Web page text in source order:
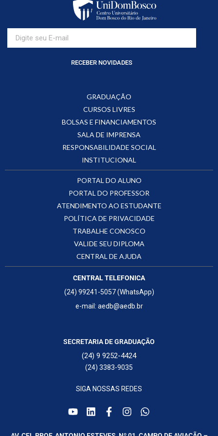
RECEBER NOVIDADES
GRADUAÇÃO
CURSOS LIVRES
BOLSAS E FINANCIAMENTOS
SALA DE IMPRENSA
RESPONSABILIDADE SOCIAL
INSTITUCIONAL
PORTAL DO ALUNO
PORTAL DO PROFESSOR
ATENDIMENTO AO ESTUDANTE
POLÍTICA DE PRIVACIDADE
TRABALHE CONOSCO
VALIDE SEU DIPLOMA
CENTRAL DE AJUDA
CENTRAL TELEFONICA
(24) 99241-5057 (WhatsApp)
e-mail: aedb@aedb.br
SECRETARIA DE GRADUAÇÃO
(24) 9 9252-4424
(24) 3383-9035
SIGA NOSSAS REDES